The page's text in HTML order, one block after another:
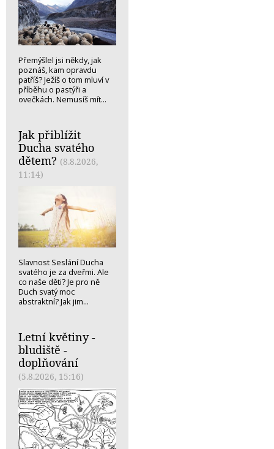
Přemýšlel jsi někdy, jak
poznáš, kam opravdu
patříš? Ježíš o tom mluví v
příběhu o pastýři a
ovečkách. Nemusíš mít...
Jak přiblížit
Ducha svatého
dětem? (8.8.2026,
11:14)
Slavnost Seslání Ducha
svatého je za dveřmi. Ale
co naše děti? Je pro ně
Duch svatý moc
abstraktní? Jak jim...
Letní květiny -
bludiště -
doplňování
(5.8.2026, 15:16)